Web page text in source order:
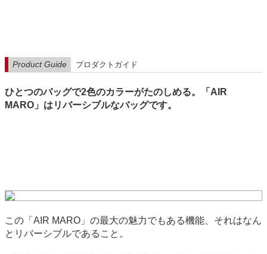
Product Guide プロダクトガイド
ひとつのバッグで2色のカラーがたのしめる。「AIR
MARO」はリバーシブルなバッグです。
この「AIR MARO」の最大の魅力でもある機能、それはなん
とリバーシブルであること。